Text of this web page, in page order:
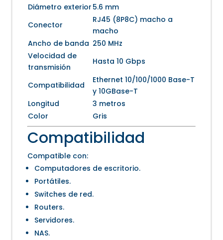
Diámetro exterior 5.6 mm
Conector
RJ45 (8P8C) macho a
macho
Ancho de banda 250 MHz
Velocidad de
transmisión
Hasta 10 Gbps
Compatibilidad
Ethernet 10/100/1000 Base-T
y 10GBase-T
Longitud
3 metros
Color
Gris
Compatibilidad
Compatible con:
Computadores de escritorio.
Portátiles.
Switches de red.
Routers.
Servidores.
NAS.